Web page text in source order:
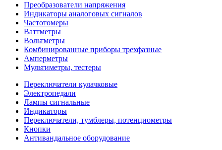
Преобразователи напряжения
Индикаторы аналоговых сигналов
Частотомеры
Ваттметры
Вольтметры
Комбинированные приборы трехфазные
Амперметры
Мультиметры, тестеры
Переключатели кулачковые
Электропедали
Лампы сигнальные
Индикаторы
Переключатели, тумблеры, потенциометры
Кнопки
Антивандальное оборудование